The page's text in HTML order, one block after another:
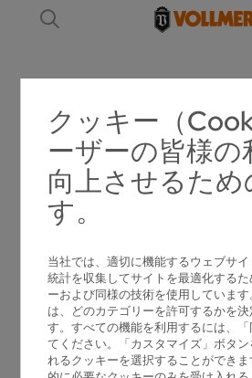
クッキー（
ーザーの皆様の
向上させるた
す。
当社では、適切に機能するウェブサ
統計を収集してサイトを最適化する
ーおよび同様の技術を使用していま
は、どのカテゴリーを許可するかを
す。すべての機能を利用するには、
てください。「カスタマイズ」ボタ
れるクッキーを選択することができ
ND 270